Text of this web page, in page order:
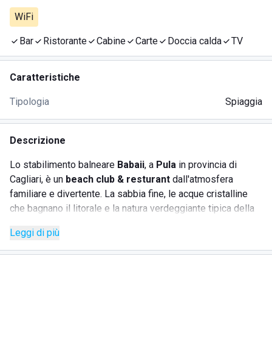
WiFi
Bar Ristorante Cabine Carte Doccia calda TV
Caratteristiche
Tipologia Spiaggia
Descrizione
Lo stabilimento balneare Babaii, a Pula in provincia di
Cagliari, è un beach club & resturant dall'atmosfera
familiare e divertente. La sabbia fine, le acque cristalline
che bagnano il litorale e la natura verdeggiante tipica della
mare.
Leggi di più